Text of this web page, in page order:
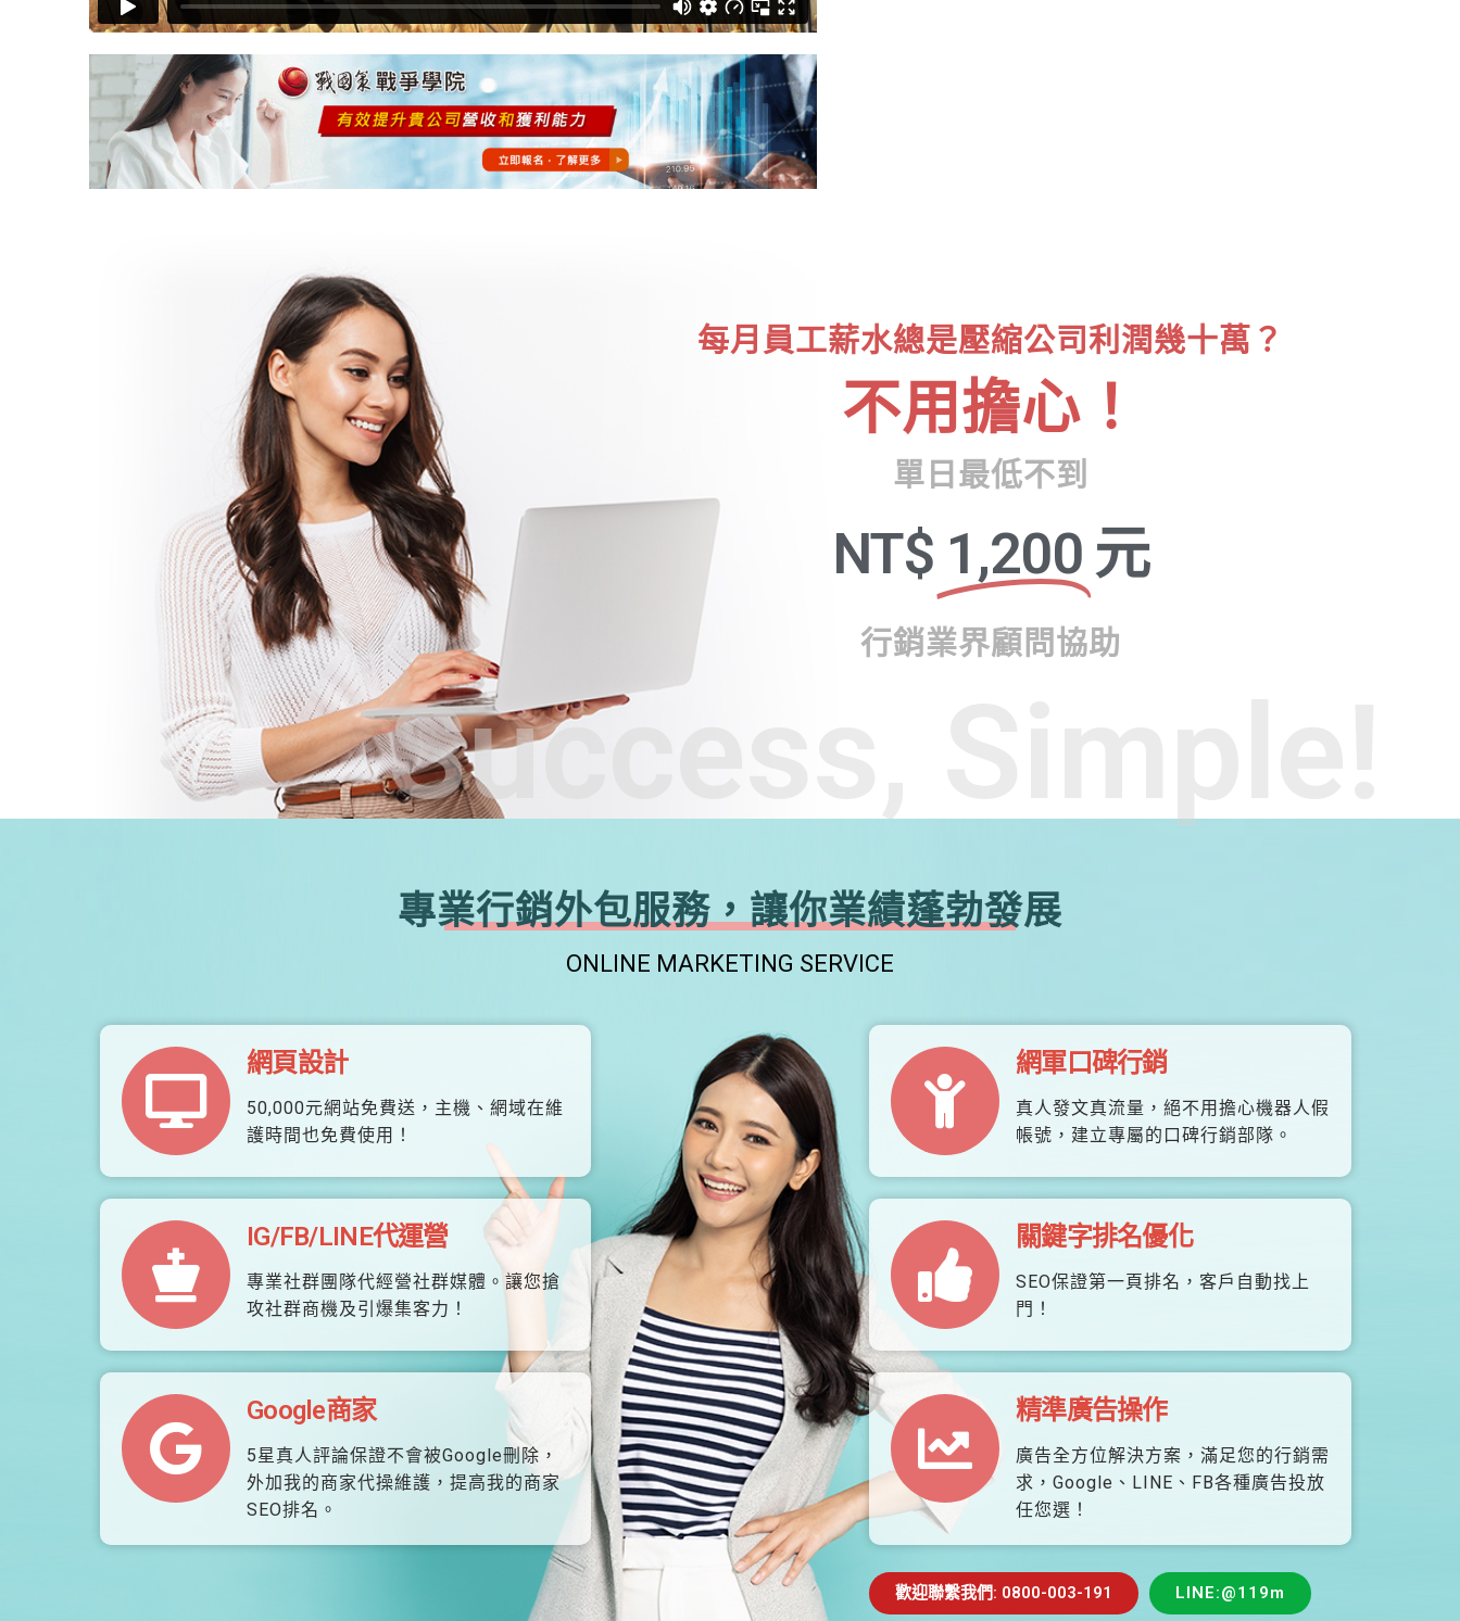
Success, Simple!
每月員工薪水總是壓縮公司利潤幾十萬？
不用擔心！
單日最低不到
NT$ 1,200 元
行銷業界顧問協助
專業行銷外包服務，讓你業績蓬勃發展
ONLINE MARKETING SERVICE
網頁設計
50,000元網站免費送，主機、網域在維
護時間也免費使用！
IG/FB/LINE代運營
專業社群團隊代經營社群媒體。讓您搶
攻社群商機及引爆集客力！
Google商家
5星真人評論保證不會被Google刪除，
外加我的商家代操維護，提高我的商家
SEO排名。
網軍口碑行銷
真人發文真流量，絕不用擔心機器人假
帳號，建立專屬的口碑行銷部隊。
關鍵字排名優化
SEO保證第一頁排名，客戶自動找上
門！
精準廣告操作
廣告全方位解決方案，滿足您的行銷需
求，Google、LINE、FB各種廣告投放
任您選！
歡迎聯繫我們: 0800-003-191 LINE:@119m